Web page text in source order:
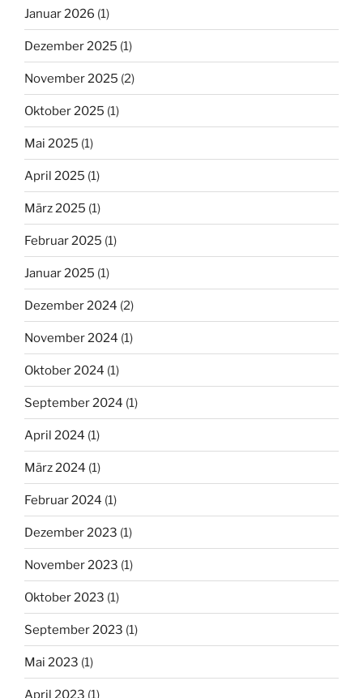
Januar 2026 (1)
Dezember 2025 (1)
November 2025 (2)
Oktober 2025 (1)
Mai 2025 (1)
April 2025 (1)
März 2025 (1)
Februar 2025 (1)
Januar 2025 (1)
Dezember 2024 (2)
November 2024 (1)
Oktober 2024 (1)
September 2024 (1)
April 2024 (1)
März 2024 (1)
Februar 2024 (1)
Dezember 2023 (1)
November 2023 (1)
Oktober 2023 (1)
September 2023 (1)
Mai 2023 (1)
April 2023 (1)